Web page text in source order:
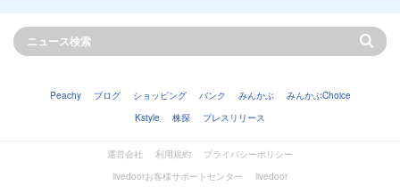
Peachy ブログ ショッピング バンク みんかぶ
みんかぶChoice
Kstyle
株探 プレスリリース
運営会社 利用規約
プライバシーポリシー
livedoorお客様サポートセンター
livedoor